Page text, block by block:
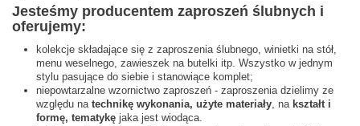
Jesteśmy producentem zaproszeń ślubnych i
oferujemy:
kolekcje składające się z zaproszenia ślubnego, winietki na stół,
menu weselnego, zawieszek na butelki itp. Wszystko w jednym
stylu pasujące do siebie i stanowiące komplet;
niepowtarzalne wzornictwo zaproszeń - zaproszenia dzielimy ze
względu na technikę wykonania, użyte materiały , na kształt i
formę, tematykę jaka jest wiodąca.